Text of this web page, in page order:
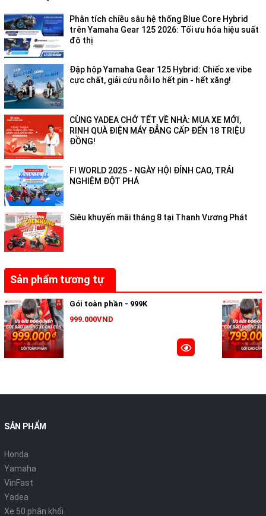
Phân tích chiều sâu hệ thống Blue Core Hybrid
trên Yamaha Gear 125 2026: Tối ưu hóa hiệu suất
đô thị
Đập hộp Yamaha Gear 125 Hybrid: Chiếc xe vibe
cực chất, giải cứu nỗi lo hết pin - hết xăng!
CÙNG YADEA CHỞ TẾT VỀ NHÀ: MUA XE MỚI,
RINH QUÀ ĐIỆN MÁY ĐẲNG CẤP ĐẾN 18 TRIỆU
ĐỒNG!
FI WORLD 2025 - NGÀY HỘI ĐỈNH CAO, TRẢI
NGHIỆM ĐỘT PHÁ
Siêu khuyến mãi tháng 8 tại Thanh Vương Phát
Sản phẩm tương tự
Gói toàn phần - 999K
999.000VND
SẢN PHẨM
Honda
Yamaha
VinFast
Yadea
Xe 50 phân khối